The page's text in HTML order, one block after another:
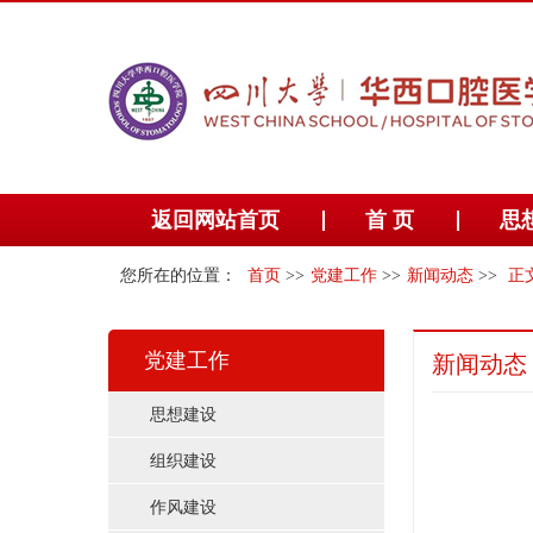
返回网站首页 首 页 思
您所在的位置： 首页 >> 党建工作 >> 新闻动态 >> 正
党建工作
思想建设
组织建设
作风建设
新闻动态